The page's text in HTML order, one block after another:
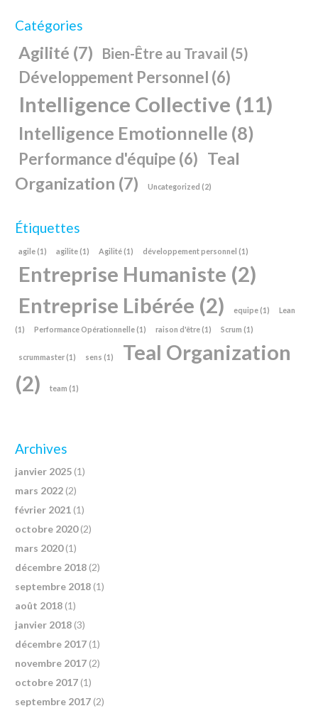
Catégories
Agilité (7) Bien-Être au Travail (5)
Développement Personnel (6)
Intelligence Collective (11)
Intelligence Emotionnelle (8)
Performance d'équipe (6) Teal
Organization (7) Uncategorized (2)
Étiquettes
agile(1) agilite(1) Agilité(1) développement personnel (1)
Entreprise Humaniste (2)
Entreprise Libérée (2) equipe(1) Lean
(1) Performance Opérationnelle(1) raison d'être(1) Scrum (1)
scrummaster(1) sens (1)
Teal Organization
(2)
team (1)
Archives
janvier 2025(1)
mars 2022(2)
février 2021(1)
octobre 2020(2)
mars 2020(1)
décembre 2018(2)
septembre 2018(1)
août 2018(1)
janvier 2018(3)
décembre 2017(1)
novembre 2017(2)
octobre 2017(1)
septembre 2017(2)